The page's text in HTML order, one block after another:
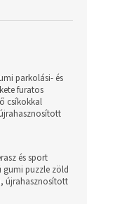
parkolási- és
furatos
csíkokkal
és sport
puzzle zöld
újrahasznosított